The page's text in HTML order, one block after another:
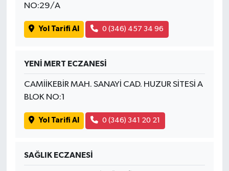
NO:29/A
Yol Tarifi Al 0 (346) 457 34 96
YENİ MERT ECZANESİ
CAMİİKEBİR MAH. SANAYİ CAD. HUZUR SİTESİ A
BLOK NO:1
Yol Tarifi Al 0 (346) 341 20 21
SAĞLIK ECZANESİ